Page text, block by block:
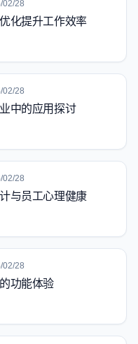
02/28
化提升工作效率
02/28
中的应用探讨
02/28
与员工心理健康
02/28
功能体验